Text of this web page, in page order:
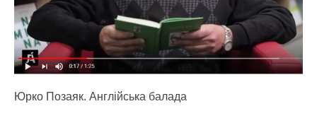
Юрко Позаяк. Англійська балада